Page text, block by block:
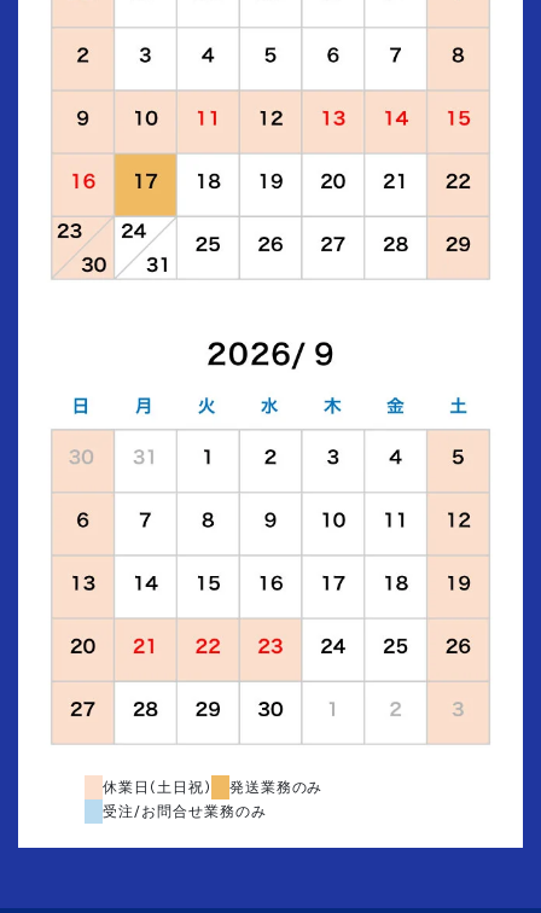
休業日(土日祝)
発送業務のみ
受注/お問合せ業務のみ